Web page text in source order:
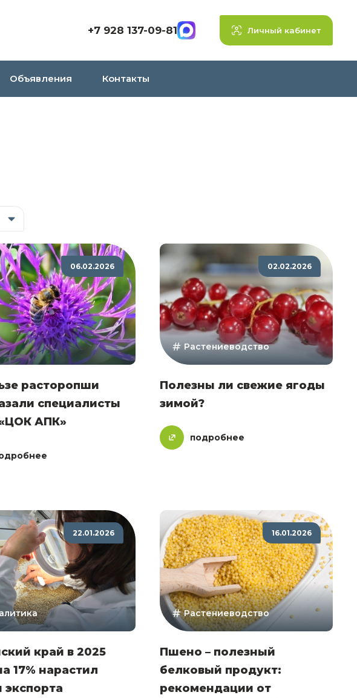
+7 928 137-09-81 Личный кабинет
Объявления Контакты
06.02.2026
расторопши
специалисты
АПК»
02.02.2026
Растениеводство
Полезны ли свежие ягоды
зимой?
подробнее
22.01.2026
край в 2025
17% нарастил
экспорта
16.01.2026
Растениеводство
Пшено – полезный
белковый продукт:
рекомендации от